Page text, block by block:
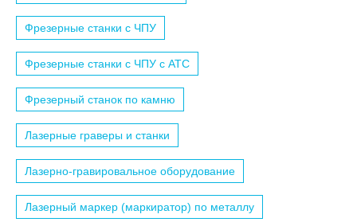
Фрезерные станки с ЧПУ
Фрезерные станки с ЧПУ c АТС
Фрезерный станок по камню
Лазерные граверы и станки
Лазерно-гравировальное оборудование
Лазерный маркер (маркиратор) по металлу